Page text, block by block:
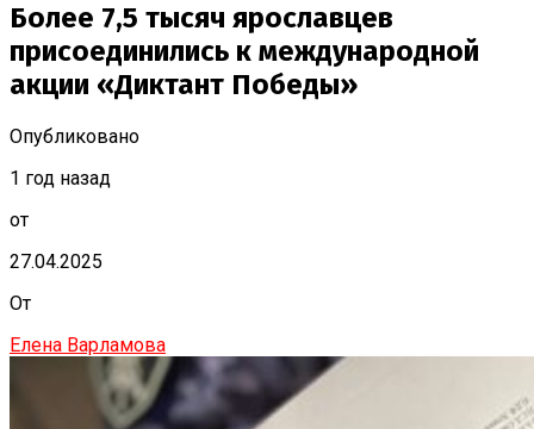
Более 7,5 тысяч ярославцев
присоединились к международной
акции «Диктант Победы»
Опубликовано
1 год назад
от
27.04.2025
От
Елена Варламова